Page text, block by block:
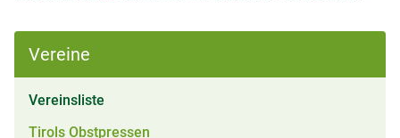
Vereine
Vereinsliste
Tirols Obstpressen